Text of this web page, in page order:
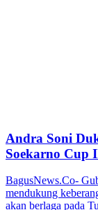
Andra Soni
Soekarno Cup
BagusNews.Co-
mendukung
akan berlaga pada